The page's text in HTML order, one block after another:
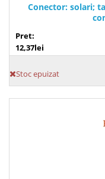
Conector: solari;
Pret:
12,37lei
Stoc epuizat